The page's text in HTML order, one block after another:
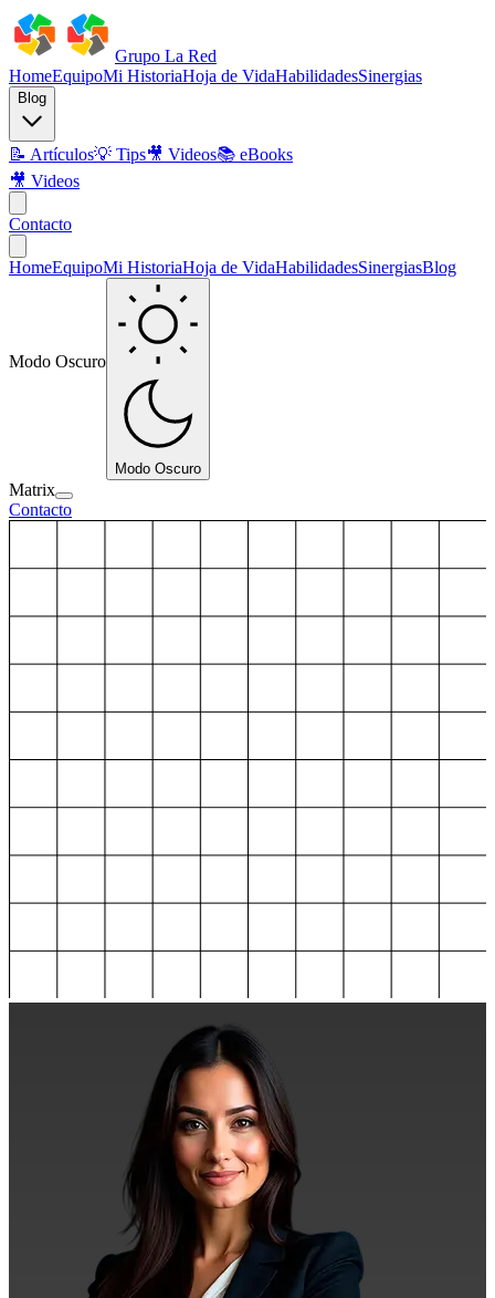
Grupo La Red
HomeEquipoMi HistoriaHoja de VidaHabilidadesSinergias
Blog
📝 Artículos💡 Tips🎥 Videos📚 eBooks
🎥 Videos
Contacto
HomeEquipoMi HistoriaHoja de VidaHabilidadesSinergiasBlog
Modo Oscuro
Modo Oscuro
Matrix
Contacto